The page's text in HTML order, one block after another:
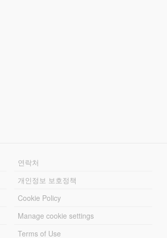
연락처
개인정보 보호정책
Cookie Policy
Manage cookie settings
Terms of Use